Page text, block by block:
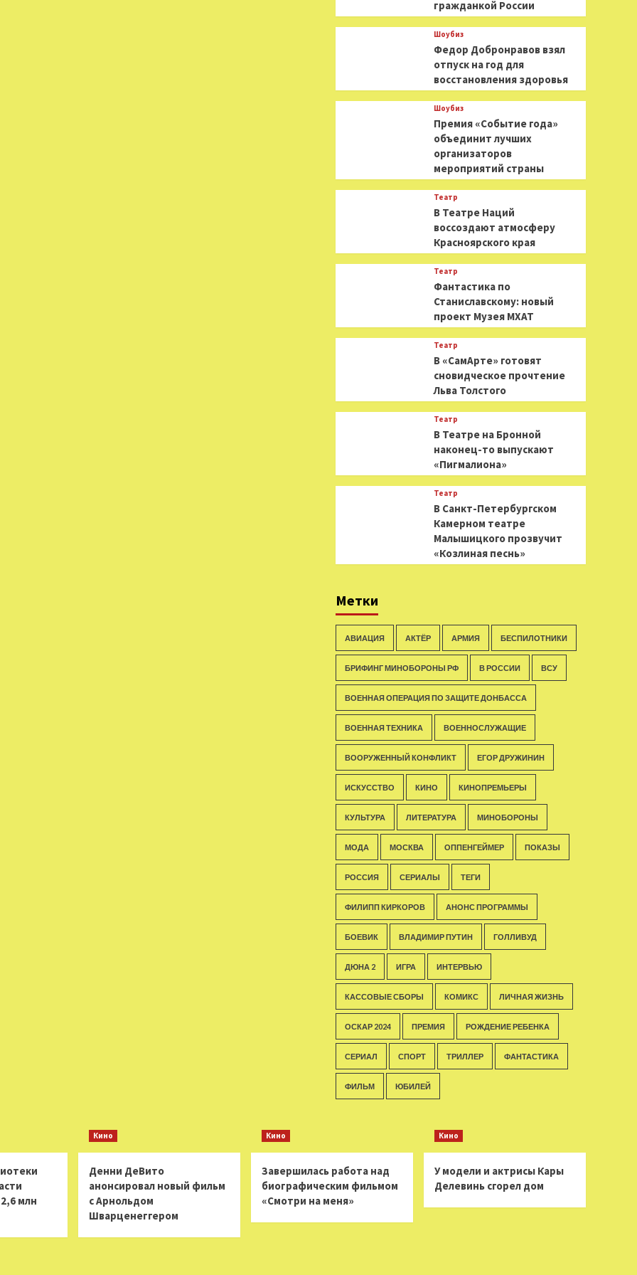
гражданкой России
Шоубиз
Федор Добронравов взял
отпуск на год для
восстановления здоровья
Шоубиз
Премия «Событие года»
объединит лучших
организаторов
мероприятий страны
Театр
В Театре Наций
воссоздают атмосферу
Красноярского края
Театр
Фантастика по
Станиславскому: новый
проект Музея МХАТ
Театр
В «СамАрте» готовят
сновидческое прочтение
Льва Толстого
Театр
В Театре на Бронной
наконец-то выпускают
«Пигмалиона»
Театр
В Санкт-Петербургском
Камерном театре
Малышицкого прозвучит
«Козлиная песнь»
Метки
АВИАЦИЯ АКТЁР АРМИЯ БЕСПИЛОТНИКИ
БРИФИНГ МИНОБОРОНЫ РФ В РОССИИ ВСУ
ВОЕННАЯ ОПЕРАЦИЯ ПО ЗАЩИТЕ ДОНБАССА
ВОЕННАЯ ТЕХНИКА ВОЕННОСЛУЖАЩИЕ
ВООРУЖЕННЫЙ КОНФЛИКТ ЕГОР ДРУЖИНИН
ИСКУССТВО КИНО КИНОПРЕМЬЕРЫ
КУЛЬТУРА ЛИТЕРАТУРА МИНОБОРОНЫ
МОДА МОСКВА ОППЕНГЕЙМЕР ПОКАЗЫ
РОССИЯ СЕРИАЛЫ ТЕГИ
ФИЛИПП КИРКОРОВ АНОНС ПРОГРАММЫ
БОЕВИК ВЛАДИМИР ПУТИН ГОЛЛИВУД
ДЮНА 2 ИГРА ИНТЕРВЬЮ
КАССОВЫЕ СБОРЫ КОМИКС ЛИЧНАЯ ЖИЗНЬ
ОСКАР 2024 ПРЕМИЯ РОЖДЕНИЕ РЕБЕНКА
СЕРИАЛ СПОРТ ТРИЛЛЕР ФАНТАСТИКА
ФИЛЬМ ЮБИЛЕЙ
млн
Кино
Денни ДеВито
анонсировал новый фильм
с Арнольдом
Шварценеггером
Кино
Завершилась работа над
биографическим фильмом
«Смотри на меня»
Кино
У модели и актрисы Кары
Делевинь сгорел дом